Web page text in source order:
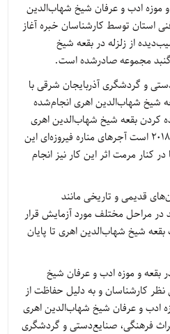
و موزه ادب و عرفان شیخ شهاب‌الدین
استان توسط کارشناسان خبره آغاز
از زلزله در بقعه شیخ
مجموعه صادرشده است.
و گردشگری آذربایجان شرقی با
بقعه شیخ شهاب‌الدین اهری انجام‌شده
کردن بقعه شیخ شهاب‌الدین اهری
برای گردشگران در رویداد تبریز 2018 است آجرهای مناره فیروزه‌ای این
کنار مرمت اثر این کار نیز انجام
قدیمی و تاریخی مانند
مراحل مختلف مورد آزمایش قرار
شیخ شهاب‌الدین اهری تا پایان
بقعه و موزه ادب و عرفان شیخ
کارشناسان و به دلیل حفاظت از
ادب و عرفان شیخ شهاب‌الدین اهری
فرهنگی، صنایع‌دستی و گردشگری